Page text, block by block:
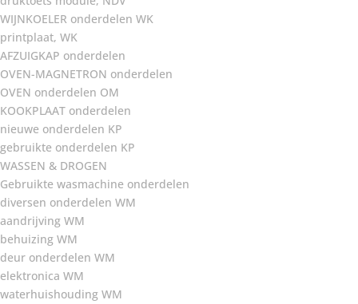
WIJNKOELER onderdelen WK
printplaat, WK
AFZUIGKAP onderdelen
OVEN-MAGNETRON onderdelen
OVEN onderdelen OM
KOOKPLAAT onderdelen
nieuwe onderdelen KP
gebruikte onderdelen KP
WASSEN & DROGEN
Gebruikte wasmachine onderdelen
diversen onderdelen WM
aandrijving WM
behuizing WM
deur onderdelen WM
elektronica WM
waterhuishouding WM